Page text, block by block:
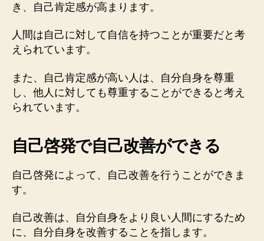
き、自己肯定感が高まります。
人間は自己に対して自信を持つことが重要だと考
えられています。
また、自己肯定感が高い人は、自分自身を尊重
し、他人に対しても尊重することができると考え
られています。
自己啓発で自己改善ができる
自己啓発によって、自己改善を行うことができま
す。
自己改善は、自分自身をより良い人間にするため
に、自分自身を改善することを指します。